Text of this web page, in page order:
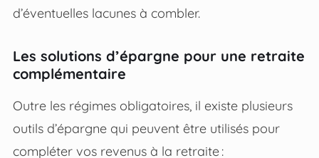
d’éventuelles lacunes à combler.
Les solutions d’épargne pour une retraite
complémentaire
Outre les régimes obligatoires, il existe plusieurs
outils d’épargne qui peuvent être utilisés pour
compléter vos revenus à la retraite :